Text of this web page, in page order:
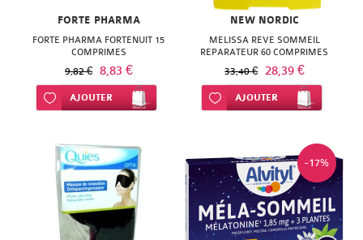
FORTE PHARMA
FORTE PHARMA FORTENUIT 15
COMPRIMES
9,82 € 8,83 €
Ajouter à ma liste d’envie
AJOUTER
NEW NORDIC
MELISSA REVE SOMMEIL
REPARATEUR 60 COMPRIMES
33,40 € 28,39 €
Ajouter à ma liste d’envie
AJOUTER
-17%